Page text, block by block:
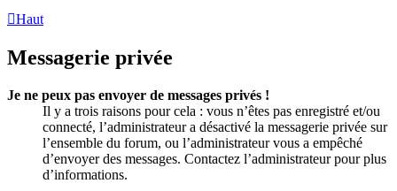
Haut
Messagerie privée
Je ne peux pas envoyer de messages privés !
Il y a trois raisons pour cela : vous n’êtes pas enregistré et/ou
connecté, l’administrateur a désactivé la messagerie privée sur
l’ensemble du forum, ou l’administrateur vous a empêché
d’envoyer des messages. Contactez l’administrateur pour plus
d’informations.